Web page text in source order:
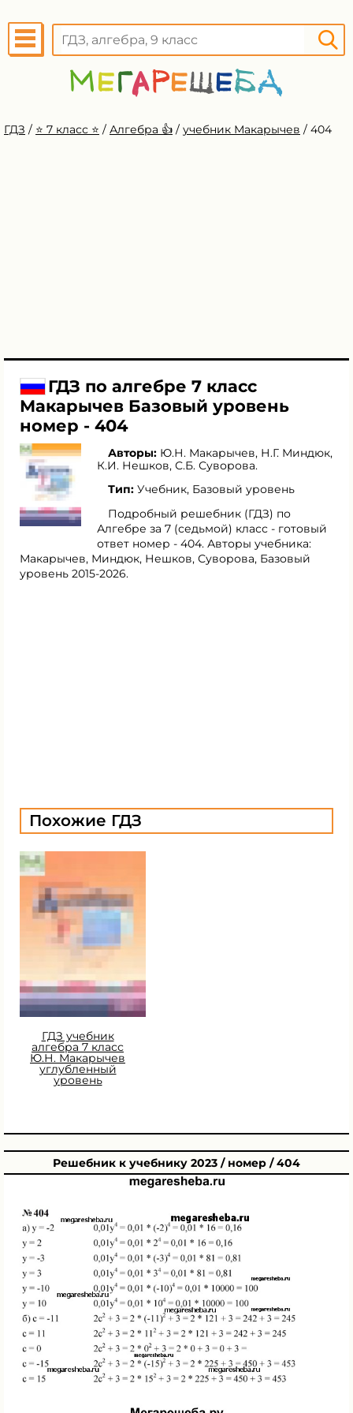
ГДЗ / ⭐️ 7 класс ⭐️ / Алгебра 👍 / учебник Макарычев / 404
ГДЗ по алгебре 7 класс
Макарычев Базовый уровень
номер - 404
Авторы: Ю.Н. Макарычев, Н.Г. Миндюк,
К.И. Нешков, С.Б. Суворова.
Тип: Учебник, Базовый уровень
Подробный решебник (ГДЗ) по
Алгебре за 7 (седьмой) класс - готовый
ответ номер - 404. Авторы учебника:
Макарычев, Миндюк, Нешков, Суворова, Базовый
уровень 2015-2026.
Похожие ГДЗ
ГДЗ учебник
алгебра 7 класс
Ю.Н. Макарычев
углубленный
уровень
Решебник к учебнику 2023 / номер / 404